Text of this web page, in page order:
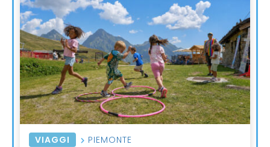
VIAGGI PIEMONTE